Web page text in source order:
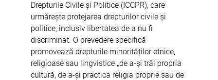
Drepturile Civile și Politice (ICCPR), care
urmărește protejarea drepturilor civile și
politice, inclusiv libertatea de a nu fi
discriminat. O prevedere specifică
promovează drepturile minorităților etnice,
religioase sau lingvistice „de a-și trăi propria
cultură, de a-și practica religia proprie sau de